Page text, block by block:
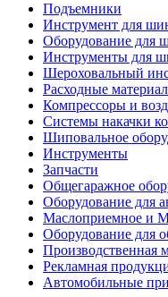
Подъемники
Инструмент для
Оборудование для
Инструменты для
Шероховальный
Расходные
Компрессоры и
Системы накачки
Шиповальное
Инструменты
Запчасти
Общегаражное
Оборудование для
Маслоприемное и
Оборудование для
Производственная
Рекламная
Автомобильные